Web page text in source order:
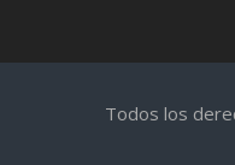
Todos los